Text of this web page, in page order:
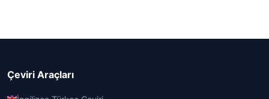
Çeviri Araçları